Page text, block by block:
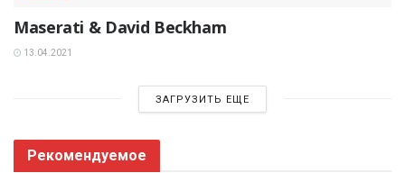
Maserati & David Beckham
13.04.2021
ЗАГРУЗИТЬ ЕЩЕ
Рекомендуемое